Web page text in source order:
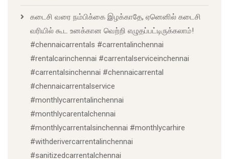
கடைசி வரை நம்பிக்கை இழக்காதே, ஏனெனில் கடைசி
வரியில் கூட உனக்கான வெற்றி எழுதப்பட்டிருக்கலாம்!
#chennaicarrentals #carrentalinchennai
#rentalcarinchennai #carrentalserviceinchennai
#carrentalsinchennai #chennaicarrental
#chennaicarrentalservice
#monthlycarrentalinchennai
#monthlycarentalchennai
#monthlycarrentalsinchennai #monthlycarhire
#withderivercarrentalinchennai
#sanitizedcarrentalchennai